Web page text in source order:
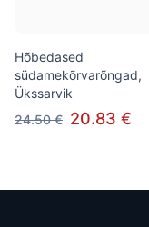
Hõbedased
südamekõrvarõngad,
Ükssarvik
24.50 € 20.83 €